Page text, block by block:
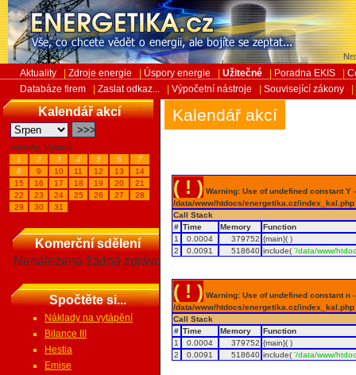
Aktuality Zdroje energie Úspory energie Užitečné Poradna EKIS
Databáze firem
Zaslat odkaz... Výpočetní nástroje Související zákony
Kalendář akcí
Veletrhy, Výstavy...
1
2 3 4 5 6
7
8
9 10 11 12 13
14
15
16 17 18 19 20
21
22
23 24 25 26 27
28
29
30 31
Komerční sdělení
Nenalezena žádná zpráva
Spočtěte si...
Náklady na vytápění
Bilance III
Hestia
Emise
Kalendář akcí
( ! ) Warning: Use of undefined constant
/data/www/htdocs/energetika.cz/
Call Stack
# Time Memory
Function
1
0.0004 379752 {main}( )
2
0.0091 518640 include('/data/www/
( ! ) Warning: Use of undefined constant
/data/www/htdocs/energetika.cz/
Call Stack
# Time Memory
Function
1
0.0004 379752 {main}( )
2
0.0091 518640 include('/data/www/